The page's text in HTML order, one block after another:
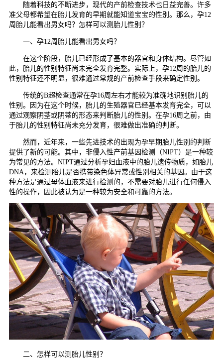
随着科技的不断进步，现代的产前检查技术也日益完善。许多
准父母都希望在胎儿发育的早期就能知道宝宝的性别。那么，孕12
周胎儿能看出男女吗？怎样可以测胎儿性别？
一、孕12周胎儿能看出男女吗？
在这个阶段，胎儿已经形成了基本的器官和身体结构。尽管如
此，胎儿的性别特征尚未完全发育完整。实际上，孕12周的胎儿的
性别特征还不明显，很难通过常规的产前检查手段来确定性别。
传统的B超检查通常在孕16周左右才能较为准确地识别胎儿的
性别。因为在这个时候，胎儿的生殖器官已经基本发育完全，可以
通过观察阴茎或阴蒂的形态来判断胎儿的性别。在孕16周之前，由
于胎儿的性别特征尚未充分发育，很难做出准确的判断。
然而，近年来，一些先进技术的出现为孕早期胎儿性别的判断
提供了新的可能。其中，非侵入性产前基因检测（NIPT）是一种较
为常见的方法。NIPT通过分析孕妇血液中的胎儿遗传物质，如胎儿
DNA，来检测胎儿是否携带染色体异常或性别相关的基因。由于这
种方法是通过母体血液来进行检测的，不需要对胎儿进行任何侵入
性的操作，因此被认为是一种较为安全和可靠的方法。
二、怎样可以测胎儿性别？